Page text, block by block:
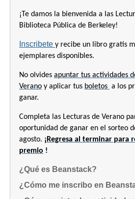
¡Te damos la bienvenida a las
Biblioteca Pública de Berkeley!
Inscribete y recibe un libro gratis
ejemplares disponibles.
No olvides apuntar tus actividades
Verano y aplicar tus boletos a los
ganar.
Completa las Lecturas de Verano
oportunidad de ganar en el sorteo
agosto. ¡ Regresa al terminar para
premio !
¿Qué es Beanstack?
¿Cómo me inscribo en